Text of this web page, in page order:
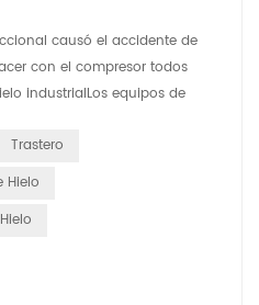
causó el accidente de
con el compresor todos
industrialLos equipos de
Trastero
Hielo